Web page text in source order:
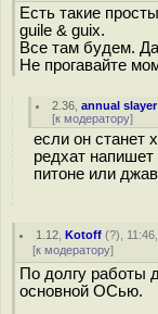
Есть такие
guile & guix.
Все там будем.
Не прогавайте
2.36 ,annual slayer
[к модератору]
если он станет
редхат напишет
питоне или
1.12 ,Kotoff (?),
[к модератору]
По долгу работы
основной ОСью.